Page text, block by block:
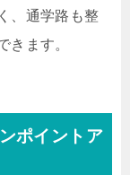
、通学路も整
きます。
ポイントア